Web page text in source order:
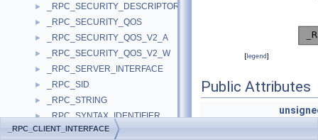
► _RPC_SECURITY_DESCRIPTOR
► _RPC_SECURITY_QOS
► _RPC_SECURITY_QOS_V2_A
► _RPC_SECURITY_QOS_V2_W
► _RPC_SERVER_INTERFACE
► _RPC_SID
► _RPC_STRING
► _RPC_SYNTAX_IDENTIFIER
► _RPC_UNICODE_STRING
[legend]
Public Attributes
_RPC_CLIENT_INTERFACE